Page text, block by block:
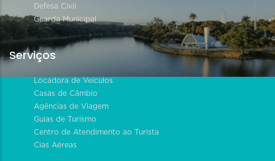
Defesa Civil
Guarda Municipal
Serviços
Locadora de Veículos
Casas de Câmbio
Agências de Viagem
Guias de Turismo
Centro de Atendimento ao Turista
Cias Aéreas